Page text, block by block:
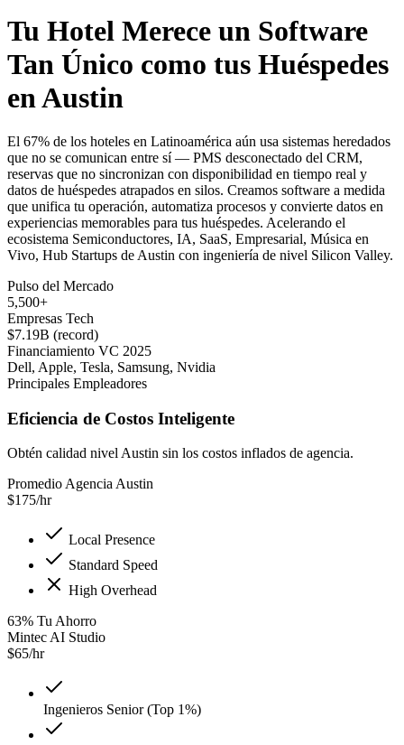
Tu Hotel Merece un Software
Tan Único como tus Huéspedes
en Austin
El 67% de los hoteles en Latinoamérica aún usa sistemas heredados
que no se comunican entre sí — PMS desconectado del CRM,
reservas que no sincronizan con disponibilidad en tiempo real y
datos de huéspedes atrapados en silos. Creamos software a medida
que unifica tu operación, automatiza procesos y convierte datos en
experiencias memorables para tus huéspedes. Acelerando el
ecosistema Semiconductores, IA, SaaS, Empresarial, Música en
Vivo, Hub Startups de Austin con ingeniería de nivel Silicon Valley.
Pulso del Mercado
5,500+
Empresas Tech
$7.19B (record)
Financiamiento VC 2025
Dell, Apple, Tesla, Samsung, Nvidia
Principales Empleadores
Eficiencia de Costos Inteligente
Obtén calidad nivel Austin sin los costos inflados de agencia.
Promedio Agencia Austin
$175/hr
Local Presence
Standard Speed
High Overhead
63% Tu Ahorro
Mintec AI Studio
$65/hr
Ingenieros Senior (Top 1%)